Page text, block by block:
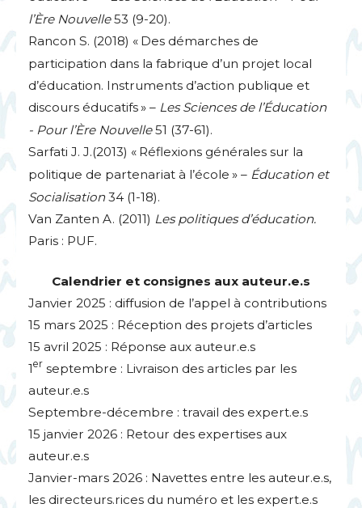
l’Ère Nouvelle53 (9-20).
Rancon S. (2018) « Des démarches de
participation dans la fabrique d’un projet local
d’éducation. Instruments d’action publique et
discours éducatifs» – Les Sciences de l’Éducation
- Pour l’Ère Nouvelle51 (37-61).
Sarfati J. J.(2013) « Réflexions générales sur la
politique de partenariat à l’école » – Éducation et
Socialisation34 (1-18).
Van Zanten A. (2011) Les politiques d’éducation.
Paris : PUF.
Calendrier et consignes aux auteur.e.s
Janvier 2025 : diffusion de l’appel à contributions
15 mars 2025 : Réception des projets d’articles
15 avril 2025 : Réponse aux auteur.e.s
1er septembre : Livraison des articles par les
auteur.e.s
Septembre-décembre : travail des expert.e.s
15 janvier 2026 : Retour des expertises aux
auteur.e.s
Janvier-mars 2026 : Navettes entre les auteur.e.s,
les directeurs.rices du numéro et les expert.e.s